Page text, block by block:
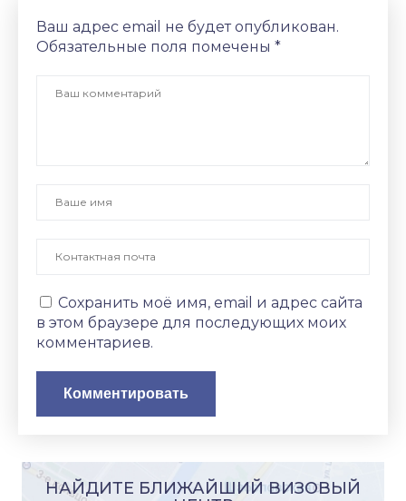
Ваш адрес email не будет опубликован.
Обязательные поля помечены *
Сохранить моё имя, email и адрес сайта
в этом браузере для последующих моих
комментариев.
НАЙДИТЕ БЛИЖАЙШИЙ ВИЗОВЫЙ